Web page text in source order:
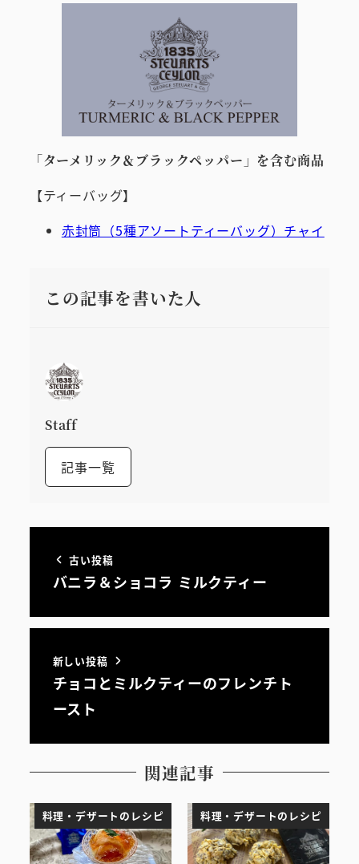
「ターメリック＆ブラックペッパー」を含む商品
【ティーバッグ】
赤封筒（5種アソートティーバッグ）チャイ
この記事を書いた人
Staff
記事一覧
古い投稿
バニラ＆ショコラ ミルクティー
新しい投稿
チョコとミルクティーのフレンチト
ースト
関連記事
料理・デザートのレシピ 料理・デザートのレシピ